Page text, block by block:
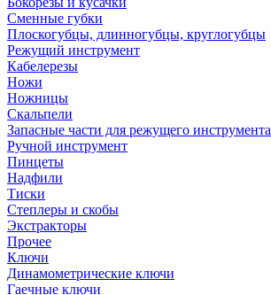
Сменные губки
Плоскогубцы, длинногубцы, круглогубцы
Режущий инструмент
Кабелерезы
Ножи
Ножницы
Скальпели
Запасные части для режущего инструмента
Ручной инструмент
Пинцеты
Надфили
Тиски
Степлеры и скобы
Экстракторы
Прочее
Ключи
Динамометрические ключи
Гаечные ключи